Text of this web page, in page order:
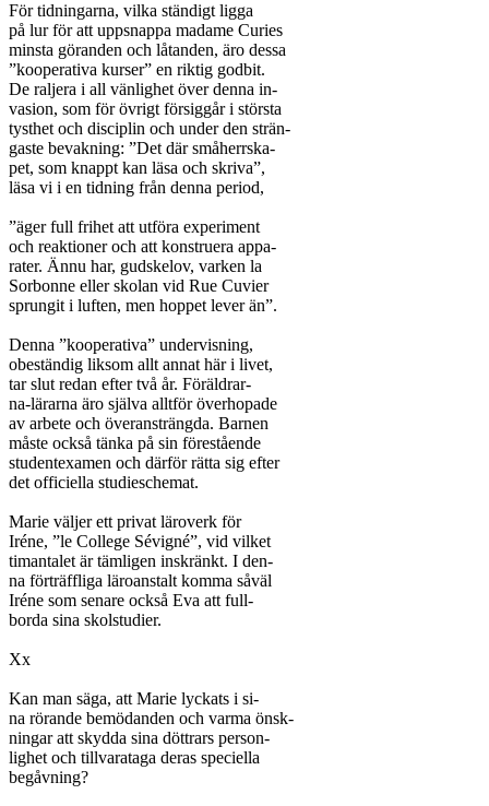
För tidningarna, vilka ständigt ligga
på lur för att uppsnappa madame Curies
minsta göranden och låtanden, äro dessa
”kooperativa kurser” en riktig godbit.
De raljera i all vänlighet över denna in-
vasion, som för övrigt försiggår i största
tysthet och disciplin och under den strän-
gaste bevakning: ”Det där småherrska-
pet, som knappt kan läsa och skriva”,
läsa vi i en tidning från denna period,
”äger full frihet att utföra experiment
och reaktioner och att konstruera appa-
rater. Ännu har, gudskelov, varken la
Sorbonne eller skolan vid Rue Cuvier
sprungit i luften, men hoppet lever än”.
Denna ”kooperativa” undervisning,
obeständig liksom allt annat här i livet,
tar slut redan efter två år. Föräldrar-
na-lärarna äro själva alltför överhopade
av arbete och överansträngda. Barnen
måste också tänka på sin förestående
studentexamen och därför rätta sig efter
det officiella studieschemat.
Marie väljer ett privat läroverk för
Iréne, ”le College Sévigné”, vid vilket
timantalet är tämligen inskränkt. I den-
na förträffliga läroanstalt komma såväl
Iréne som senare också Eva att full-
borda sina skolstudier.
Xx
Kan man säga, att Marie lyckats i si-
na rörande bemödanden och varma önsk-
ningar att skydda sina döttrars person-
lighet och tillvarataga deras speciella
begåvning?